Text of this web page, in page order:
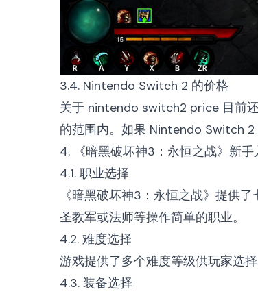
3.4. Nintendo Switch 2 的价格
关于 nintendo switch2 price 目前
的范围内。如果 Nintendo Switch 2
4. 《暗黑破坏神3：永恒之战》新手
4.1. 职业选择
《暗黑破坏神3：永恒之战》提供
圣教军或法师等操作简单的职业。
4.2. 难度选择
游戏提供了多个难度等级供玩家选
4.3. 装备选择